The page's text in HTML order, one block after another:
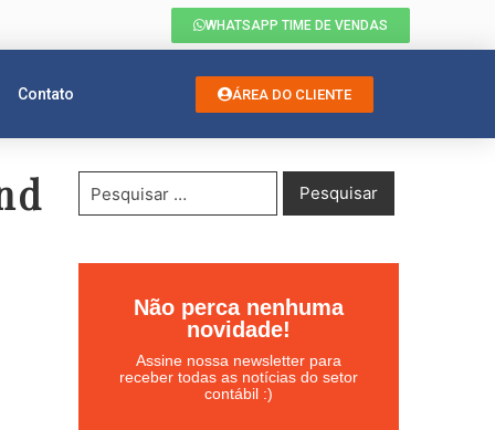
WHATSAPP TIME DE VENDAS
Contato ÁREA DO CLIENTE
Não perca nenhuma
novidade!
Assine nossa newsletter para
receber todas as notícias do setor
contábil :)